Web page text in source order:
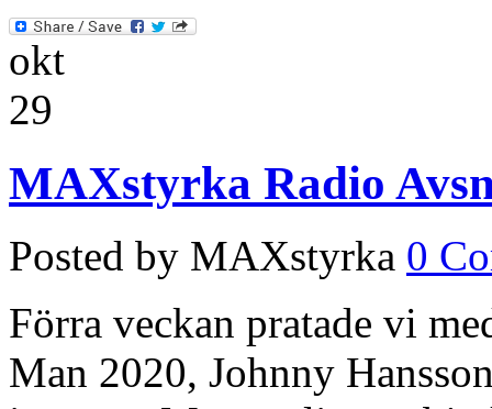
okt
29
MAXstyrka Radio
Posted by MAXstyrka 0
Förra veckan pratade vi
Man 2020, Johnny